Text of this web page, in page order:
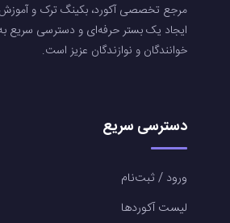
مرجع تخصصی آکورد، بکینگ ترک و
ایجاد یک بستر حرفه‌ای و دسترسی سریع به
خوانندگان و نوازندگان عزیز است.
دسترسی سریع
ورود / ثبت‌نام
لیست آکوردها